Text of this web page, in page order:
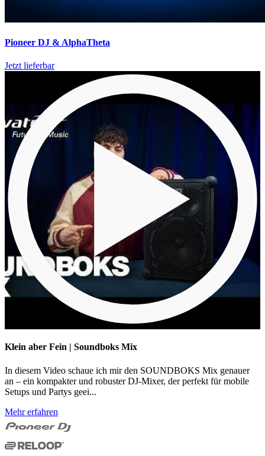
Pioneer DJ & AlphaTheta
Jetzt lieferbar
Klein aber Fein | Soundboks Mix
In diesem Video schaue ich mir den SOUNDBOKS Mix genauer
an – ein kompakter und robuster DJ-Mixer, der perfekt für mobile
Setups und Partys geei...
Mehr erfahren